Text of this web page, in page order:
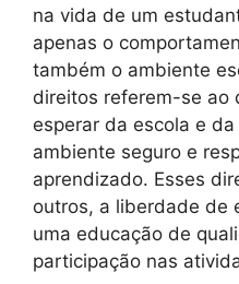
na vida de um
apenas o
também o ambiente
direitos referem-se ao
esperar da escola e
ambiente seguro e
aprendizado. Esses
outros, a liberdade de
uma educação de
participação nas